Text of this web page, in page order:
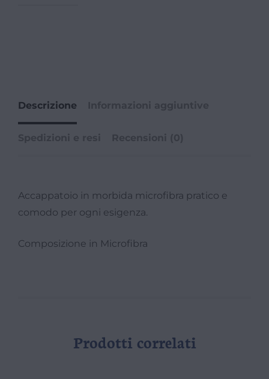
Descrizione
Accappatoio in morbida microfibra pratico e
comodo per ogni esigenza.
Composizione in Microfibra
Prodotti correlati